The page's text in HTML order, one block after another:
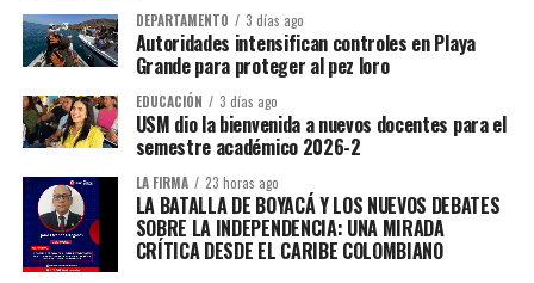
DEPARTAMENTO 3 días ago
Autoridades intensifican controles en Playa
Grande para proteger al pez loro
EDUCACIÓN 3 días ago
USM dio la bienvenida a nuevos docentes para el
semestre académico 2026-2
LA FIRMA 23 horas ago
LA BATALLA DE BOYACÁ Y LOS NUEVOS DEBATES
SOBRE LA INDEPENDENCIA: UNA MIRADA
CRÍTICA DESDE EL CARIBE COLOMBIANO